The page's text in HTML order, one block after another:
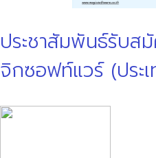
ประชาสัมพันธ์รับส
จิกซอฟท์แวร์ (ประ